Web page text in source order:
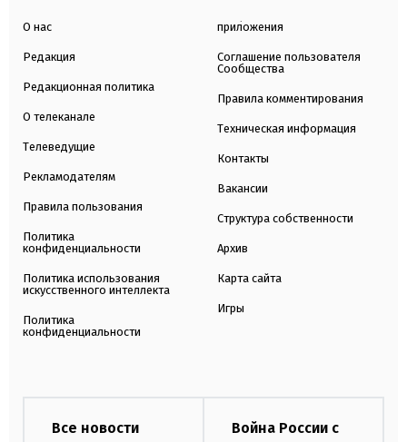
О нас
Редакция
Редакционная политика
О телеканале
Телеведущие
Рекламодателям
Правила пользования
Политика
конфиденциальности
Политика использования
искусственного интеллекта
Политика
конфиденциальности
приложения
Соглашение пользователя
Сообщества
Правила комментирования
Техническая информация
Контакты
Вакансии
Структура собственности
Архив
Карта сайта
Игры
Все новости
Война России с